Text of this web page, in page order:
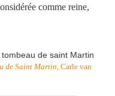
comme reine,
de Saint Martin, Carle van